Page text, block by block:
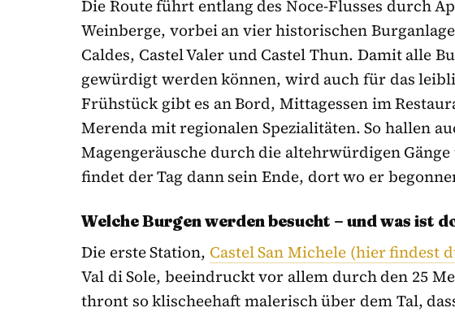
Die Route führt entlang des Noce-Flusses durch
Weinberge, vorbei an vier historischen
Caldes, Castel Valer und Castel Thun. Damit alle
gewürdigt werden können, wird auch für das
Frühstück gibt es an Bord, Mittagessen im
Merenda mit regionalen Spezialitäten. So hallen
Magengeräusche durch die altehrwürdigen Gänge
findet der Tag dann sein Ende, dort wo er
Welche Burgen werden besucht – und was ist
Die erste Station, Castel San Michele (hier findest
Val di Sole, beeindruckt vor allem durch den 25
thront so klischeehaft malerisch über dem Tal,